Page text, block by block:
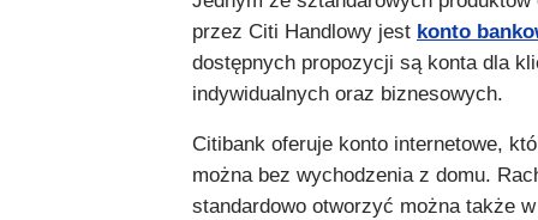
przez Citi Handlowy jest konto
dostępnych propozycji są konta dla
indywidualnych oraz biznesowych.
Citibank oferuje konto internetowe,
można bez wychodzenia z domu.
standardowo otworzyć można także